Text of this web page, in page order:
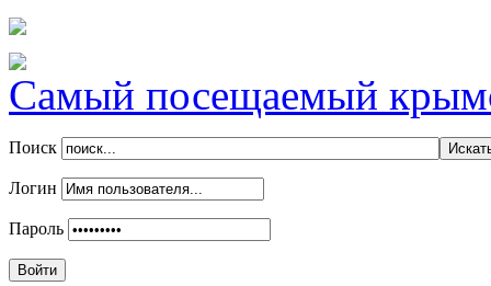
Самый посещаемый
Поиск
Логин
Пароль
Войти